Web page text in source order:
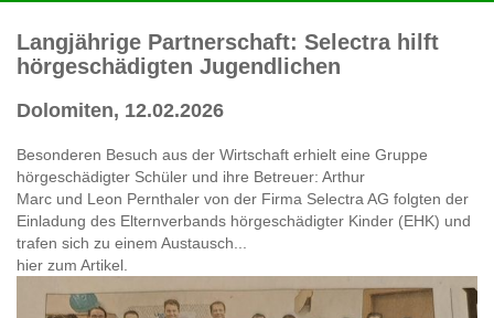
Langjährige Partnerschaft: Selectra hilft
hörgeschädigten Jugendlichen
Dolomiten, 12.02.2026
Besonderen Besuch aus der Wirtschaft erhielt eine Gruppe
hörgeschädigter Schüler und ihre Betreuer: Arthur
Marc und Leon Pernthaler von der Firma Selectra AG folgten der
Einladung des Elternverbands hörgeschädigter Kinder (EHK) und
trafen sich zu einem Austausch...
hier zum Artikel.